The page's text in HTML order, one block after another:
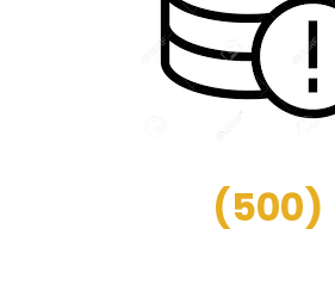
(500)